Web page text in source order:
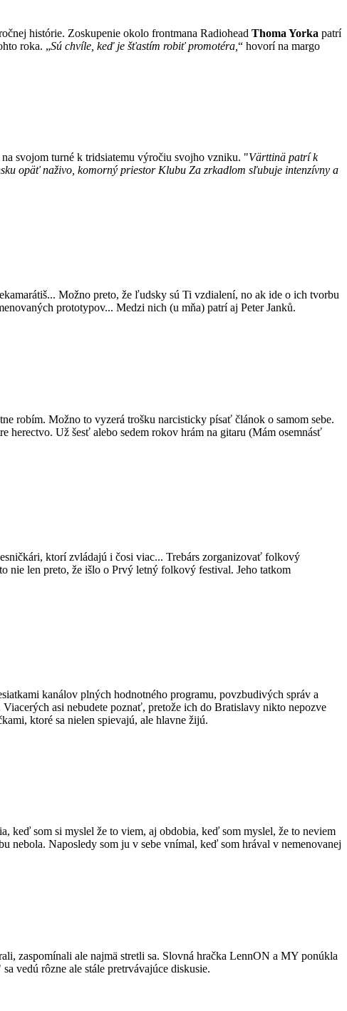
histórie. Zoskupenie okolo frontmana Radiohead Thoma Yorka patrí
roka. „Sú chvíle, keď je šťastím robiť promotéra, “ hovorí na margo
na svojom turné k tridsiatemu výročiu svojho vzniku. "Värttinä patrí k
opäť naživo, komorný priestor Klubu Za zrkadlom sľubuje intenzívny a
Možno preto, že ľudsky sú Ti vzdialení, no ak ide o ich tvorbu
prototypov... Medzi nich (u mňa) patrí aj Peter Janků.
robím. Možno to vyzerá trošku narcisticky písať článok o samom sebe.
herectvo. Už šesť alebo sedem rokov hrám na gitaru (Mám osemnásť
ktorí zvládajú i čosi viac... Trebárs zorganizovať folkový
nie len preto, že išlo o Prvý letný folkový festival. Jeho tatkom
kanálov plných hodnotného programu, povzbudivých správ a
asi nebudete poznať, pretože ich do Bratislavy nikto nepozve
ktoré sa nielen spievajú, ale hlavne žijú.
keď som si myslel že to viem, aj obdobia, keď som myslel, že to neviem
nebola. Naposledy som ju v sebe vnímal, keď som hrával v nemenovanej
zaspomínali ale najmä stretli sa. Slovná hračka LennON a MY ponúkla
vedú rôzne ale stále pretrvávajúce diskusie.